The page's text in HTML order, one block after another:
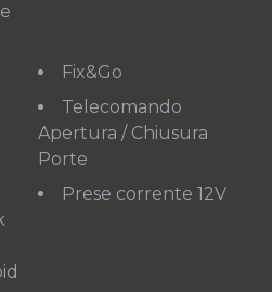
Fix&Go
Telecomando
Apertura / Chiusura
Porte
Prese corrente 12V